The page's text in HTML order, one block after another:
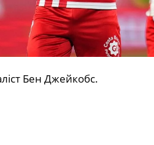
Бен Джейкобс.